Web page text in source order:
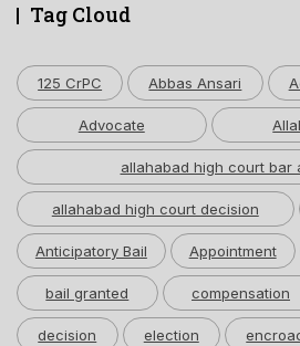
Tag Cloud
125 CrPC Abbas Ansari
Advocate
allahabad high court bar
allahabad high court decision
Anticipatory Bail Appointment
bail granted compensation
decision election